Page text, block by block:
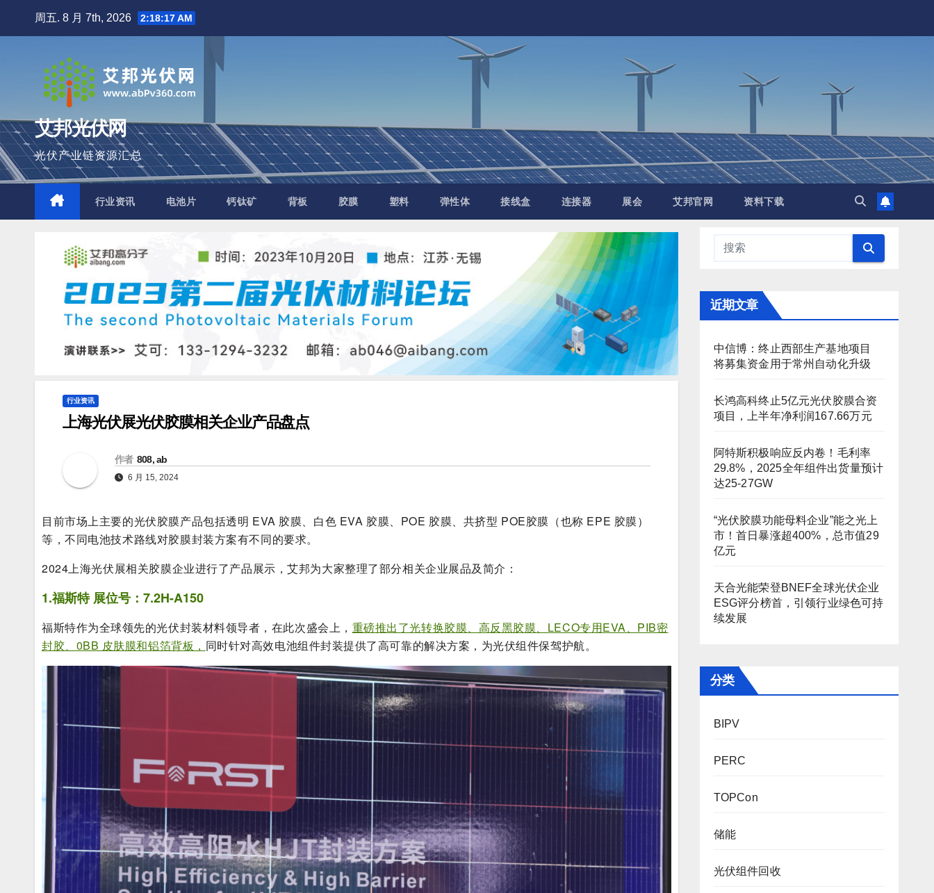
周五. 8 月 7th, 2026 2:18:19 AM
艾邦光伏网
光伏产业链资源汇总
行业资讯 电池片 钙钛矿 背板 胶膜 塑料 弹性体 接线盒 连接器 展会 艾邦官网 资料下载
行业资讯
上海光伏展光伏胶膜相关企业产品盘点
作者 808, ab
6 月 15, 2024
目前市场上主要的光伏胶膜产品包括透明 EVA 胶膜、白色 EVA 胶膜、POE 胶膜、共挤型 POE胶膜（也称 EPE 胶膜）
等，不同电池技术路线对胶膜封装方案有不同的要求。
2024上海光伏展相关胶膜企业进行了产品展示，艾邦为大家整理了部分相关企业展品及简介：
1.福斯特 展位号：7.2H-A150
福斯特作为全球领先的光伏封装材料领导者，在此次盛会上， 重磅推出了光转换胶膜、高反黑胶膜、LECO专用EVA、PIB密
封胶、0BB 皮肤膜和铝箔背板， 同时针对高效电池组件封装提供了高可靠的解决方案，为光伏组件保驾护航。
近期文章
中信博：终止西部生产基地项目
将募集资金用于常州自动化升级
长鸿高科终止5亿元光伏胶膜合资
项目，上半年净利润167.66万元
阿特斯积极响应反内卷！毛利率
29.8%，2025全年组件出货量预计
达25-27GW
“光伏胶膜功能母料企业”能之光上
市！首日暴涨超400%，总市值29
亿元
天合光能荣登BNEF全球光伏企业
ESG评分榜首，引领行业绿色可持
续发展
分类
BIPV
PERC
TOPCon
储能
光伏组件回收